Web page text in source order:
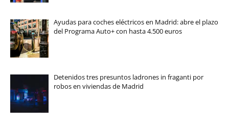
Ayudas para coches eléctricos en Madrid: abre el plazo
del Programa Auto+ con hasta 4.500 euros
Detenidos tres presuntos ladrones in fraganti por
robos en viviendas de Madrid